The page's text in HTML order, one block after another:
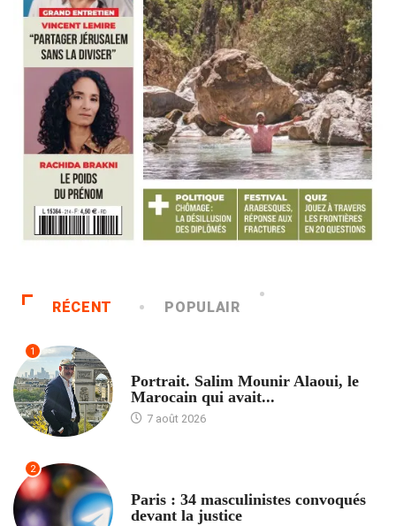
RÉCENT POPULAIR
1
Portrait. Salim Mounir Alaoui, le
Marocain qui avait...
7 août 2026
2
Paris : 34 masculinistes convoqués
devant la justice